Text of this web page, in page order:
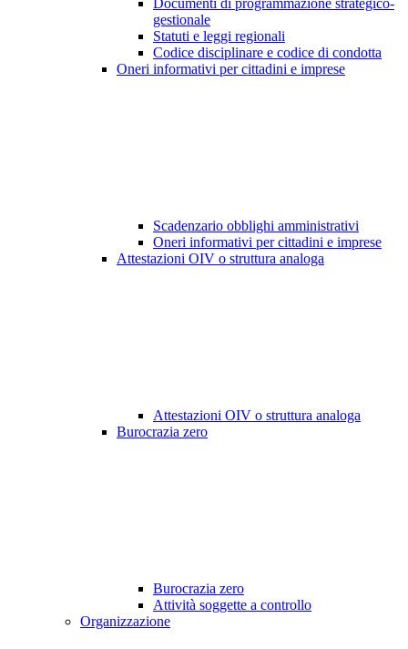
Documenti di programmazione strategico-
gestionale
Statuti e leggi regionali
Codice disciplinare e codice di condotta
Oneri informativi per cittadini e imprese
Scadenzario obblighi amministrativi
Oneri informativi per cittadini e imprese
Attestazioni OIV o struttura analoga
Attestazioni OIV o struttura analoga
Burocrazia zero
Burocrazia zero
Attività soggette a controllo
Organizzazione